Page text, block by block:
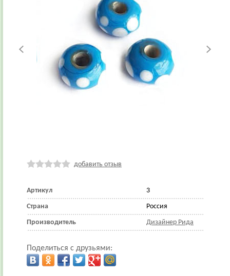
добавить отзыв
Артикул 3
Страна Россия
Производитель Дизайнер Рида
Поделиться с друзьями: